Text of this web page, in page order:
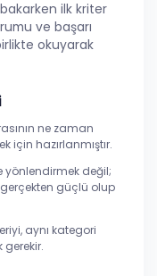
ilk kriter
ve başarı
okuyarak
ne zaman
için hazırlanmıştır.
yönlendirmek değil;
güçlü olup
aynı kategori
gerekir.